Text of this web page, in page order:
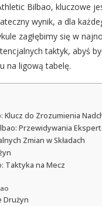
Bilbao, kluczowe
wynik, a dla
zagłębimy się w
taktyk, abyś
na ligową tabelę.
Klucz do Zrozumienia
Przewidywania
Zmian w Składach
Taktyka na Mecz
Drużyn